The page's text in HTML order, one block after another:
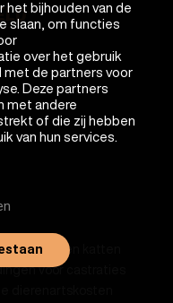
het bijhouden van de
slaan, om functies
over het gebruik
met de partners voor
Deze partners
met andere
of die zij hebben
van hun services.
honden en katten
voor castraties